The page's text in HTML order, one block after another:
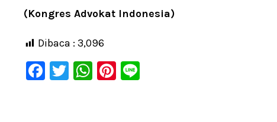
(Kongres Advokat Indonesia)
Dibaca : 3,096
F
T
W Pi